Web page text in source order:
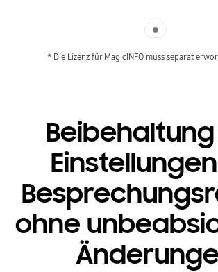
* Die Lizenz für MagicINFO muss separat
ohne